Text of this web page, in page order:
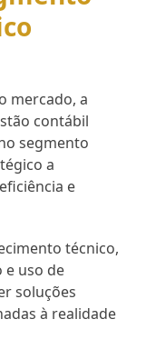
mercado, a
contábil
segmento
a
e
técnico,
e uso de
soluções
à realidade